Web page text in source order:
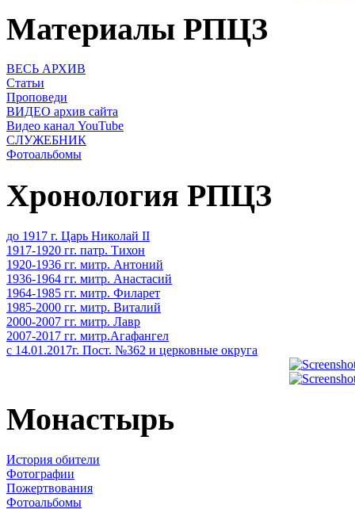
Материалы РПЦЗ
ВЕСЬ АРХИВ
Статьи
Проповеди
ВИДЕО архив сайта
Видео канал YouTube
СЛУЖЕБНИК
Фотоальбомы
Хронология РПЦЗ
до 1917 г. Царь Николай II
1917-1920 гг. патр. Тихон
1920-1936 гг. митр. Антоний
1936-1964 гг. митр. Анастасий
1964-1985 гг. митр. Филарет
1985-2000 гг. митр. Виталий
2000-2007 гг. митр. Лавр
2007-2017 гг. митр.Агафангел
с 14.01.2017г. Пост. №362 и церковные округа
Монастырь
История обители
Фотографии
Пожертвования
Фотоальбомы